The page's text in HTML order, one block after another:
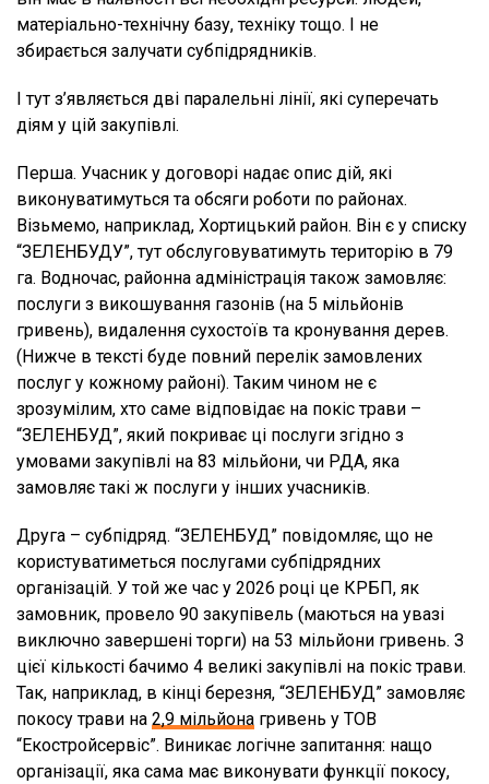
матеріально-технічну базу, техніку тощо. І не
збирається залучати субпідрядників.
І тут з’являється дві паралельні лінії, які суперечать
діям у цій закупівлі.
Перша. Учасник у договорі надає опис дій, які
виконуватимуться та обсяги роботи по районах.
Візьмемо, наприклад, Хортицький район. Він є у списку
“ЗЕЛЕНБУДУ”, тут обслуговуватимуть територію в 79
га. Водночас, районна адміністрація також замовляє:
послуги з викошування газонів (на 5 мільйонів
гривень), видалення сухостоїв та кронування дерев.
(Нижче в тексті буде повний перелік замовлених
послуг у кожному районі). Таким чином не є
зрозумілим, хто саме відповідає на покіс трави –
“ЗЕЛЕНБУД”, який покриває ці послуги згідно з
умовами закупівлі на 83 мільйони, чи РДА, яка
замовляє такі ж послуги у інших учасників.
Друга – субпідряд. “ЗЕЛЕНБУД” повідомляє, що не
користуватиметься послугами субпідрядних
організацій. У той же час у 2026 році це КРБП, як
замовник, провело 90 закупівель (маються на увазі
виключно завершені торги) на 53 мільйони гривень. З
цієї кількості бачимо 4 великі закупівлі на покіс трави.
Так, наприклад, в кінці березня, “ЗЕЛЕНБУД” замовляє
покосу трави на 2,9 мільйона гривень у ТОВ
“Екостройсервіс”. Виникає логічне запитання: нащо
організації, яка сама має виконувати функції покосу,